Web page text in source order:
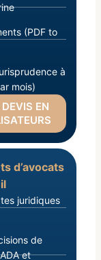
(PDF to
à
mois)
EN
d’avocats
juridiques
de
et